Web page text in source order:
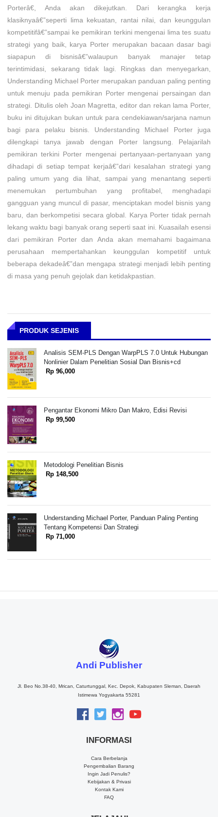
Porterâ€, Anda akan dikejutkan. Dari kerangka kerja
klasiknyaâ€”seperti lima kekuatan, rantai nilai, dan keunggulan
kompetitifâ€”sampai ke pemikiran terkini mengenai lima tes suatu
strategi yang baik, karya Porter merupakan bacaan dasar bagi
siapapun di bisnisâ€”walaupun banyak manajer tetap
terintimidasi, sekarang tidak lagi. Ringkas dan menyegarkan,
Understanding Michael Porter merupakan panduan paling penting
untuk menuju pada pemikiran Porter mengenai persaingan dan
strategi. Ditulis oleh Joan Magretta, editor dan rekan lama Porter,
buku ini ditujukan bukan untuk para cendekiawan/sarjana namun
bagi para pelaku bisnis. Understanding Michael Porter juga
dilengkapi tanya jawab dengan Porter langsung. Pelajarilah
pemikiran terkini Porter mengenai pertanyaan-pertanyaan yang
dihadapi di setiap tempat kerjaâ€”dari kesalahan strategi yang
paling umum yang dia lihat, sampai yang menantang seperti
menemukan pertumbuhan yang profitabel, menghadapi
gangguan yang muncul di pasar, menciptakan model bisnis yang
baru, dan berkompetisi secara global. Karya Porter tidak pernah
lekang waktu bagi banyak orang seperti saat ini. Kuasailah esensi
dari pemikiran Porter dan Anda akan memahami bagaimana
perusahaan mempertahankan keunggulan kompetitif untuk
beberapa dekadeâ€”dan mengapa strategi menjadi lebih penting
di masa yang penuh gejolak dan ketidakpastian.
PRODUK SEJENIS
Analisis SEM-PLS Dengan WarpPLS 7.0 Untuk Hubungan
Nonlinier Dalam Penelitian Sosial Dan Bisnis+cd
Rp 96,000
Pengantar Ekonomi Mikro Dan Makro, Edisi Revisi
Rp 99,500
Metodologi Penelitian Bisnis
Rp 148,500
Understanding Michael Porter, Panduan Paling Penting
Tentang Kompetensi Dan Strategi
Rp 71,000
Andi Publisher
Jl. Beo No.38-40, Mrican, Caturtunggal, Kec. Depok, Kabupaten Sleman, Daerah
Istimewa Yogyakarta 55281
INFORMASI
Cara Berbelanja
Pengembalian Barang
Ingin Jadi Penulis?
Kebijakan & Privasi
Kontak Kami
FAQ